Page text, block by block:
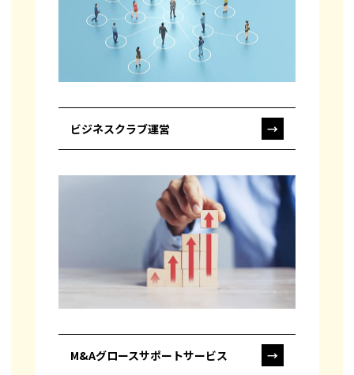
ビジネスクラブ運営 →
M&Aグロースサポートサービス →